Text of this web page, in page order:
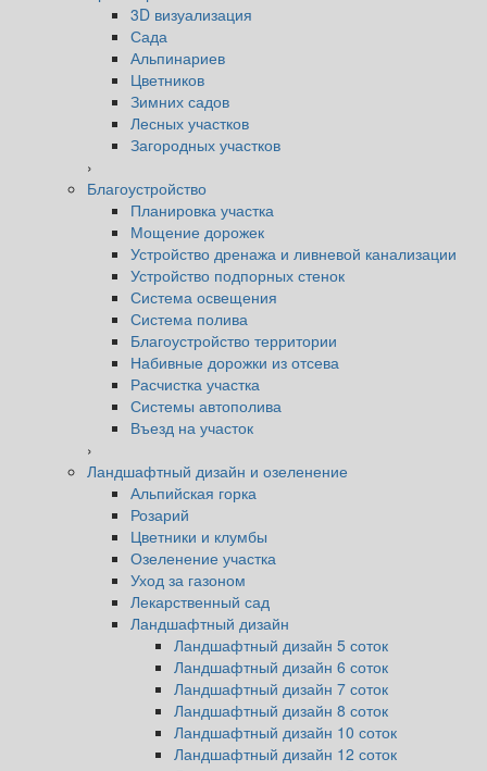
3D визуализация
Сада
Альпинариев
Цветников
Зимних садов
Лесных участков
Загородных участков
›
Благоустройство
Планировка участка
Мощение дорожек
Устройство дренажа и ливневой канализации
Устройство подпорных стенок
Система освещения
Система полива
Благоустройство территории
Набивные дорожки из отсева
Расчистка участка
Системы автополива
Въезд на участок
›
Ландшафтный дизайн и озеленение
Альпийская горка
Розарий
Цветники и клумбы
Озеленение участка
Уход за газоном
Лекарственный сад
Ландшафтный дизайн
Ландшафтный дизайн 5 соток
Ландшафтный дизайн 6 соток
Ландшафтный дизайн 7 соток
Ландшафтный дизайн 8 соток
Ландшафтный дизайн 10 соток
Ландшафтный дизайн 12 соток